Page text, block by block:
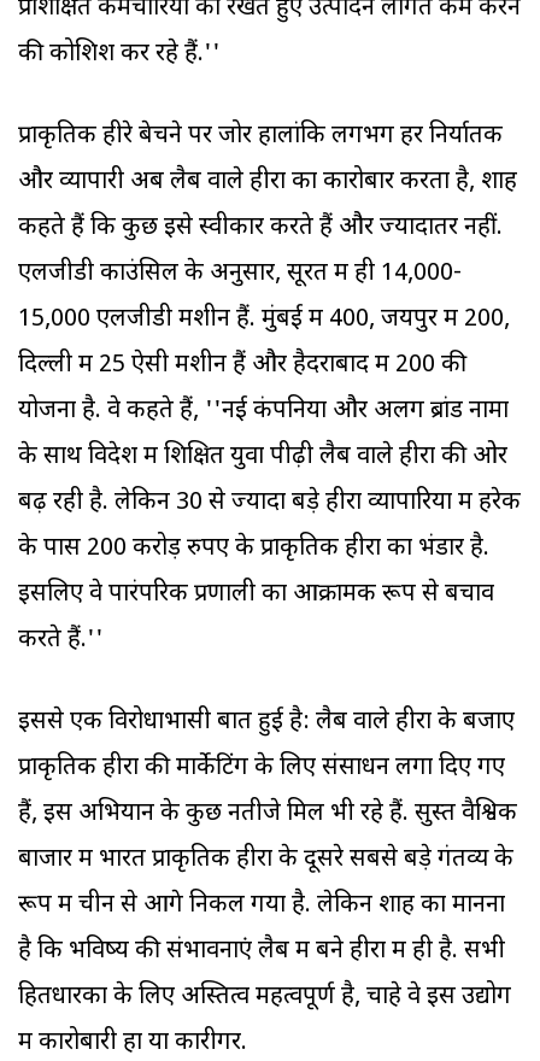
प्रशिक्षित कर्मचारियों को रखते हुए उत्पादन लागत कम करने
की कोशिश कर रहे हैं.''
प्राकृतिक हीरे बेचने पर जोर हालांकि लगभग हर निर्यातक
और व्यापारी अब लैब वाले हीरों का कारोबार करता है, शाह
कहते हैं कि कुछ इसे स्वीकार करते हैं और ज्यादातर नहीं.
एलजीडी काउंसिल के अनुसार, सूरत में ही 14,000-
15,000 एलजीडी मशीनें हैं. मुंबई में 400, जयपुर में 200,
दिल्ली में 25 ऐसी मशीनें हैं और हैदराबाद में 200 की
योजना है. वे कहते हैं, ''नई कंपनियों और अलग ब्रांड नामों
के साथ विदेश में शिक्षित युवा पीढ़ी लैब वाले हीरों की ओर
बढ़ रही है. लेकिन 30 से ज्यादा बड़े हीरा व्यापारियों में हरेक
के पास 200 करोड़ रुपए के प्राकृतिक हीरों का भंडार है.
इसलिए वे पारंपरिक प्रणाली का आक्रामक रूप से बचाव
करते हैं.''
इससे एक विरोधाभासी बात हुई है: लैब वाले हीरों के बजाए
प्राकृतिक हीरों की मार्केटिंग के लिए संसाधन लगा दिए गए
हैं, इस अभियान के कुछ नतीजे मिल भी रहे हैं. सुस्त वैश्विक
बाजार में भारत प्राकृतिक हीरों के दूसरे सबसे बड़े गंतव्य के
रूप में चीन से आगे निकल गया है. लेकिन शाह का मानना
है कि भविष्य की संभावनाएं लैब में बने हीरों में ही है. सभी
हितधारकों के लिए अस्तित्व महत्वपूर्ण है, चाहे वे इस उद्योग
में कारोबारी हों या कारीगर.